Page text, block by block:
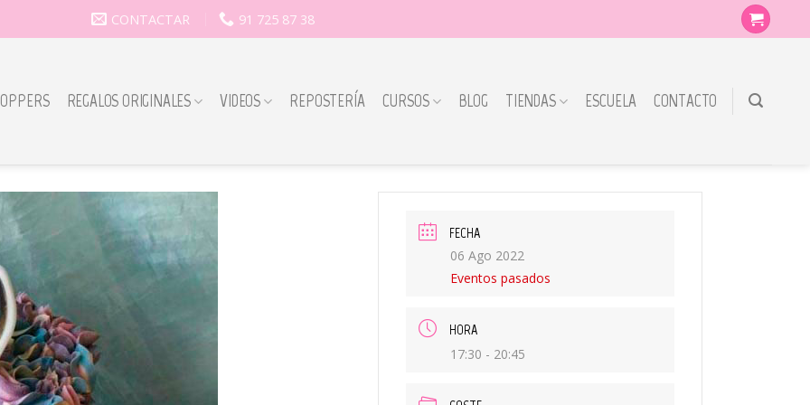
CONTACTAR 91 725 87 38
REGALOS ORIGINALES VIDEOS REPOSTERÍA CURSOS BLOG TIENDAS ESCUELA CONTACTO
FECHA
06 Ago 2022
Eventos pasados
HORA
17:30 - 20:45